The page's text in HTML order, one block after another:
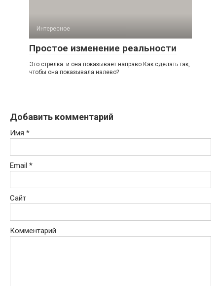
Интересное
Простое изменение реальности
Это стрелка. и она показывает направо Как сделать так,
чтобы она показывала налево?
Добавить комментарий
Имя *
Email *
Сайт
Комментарий